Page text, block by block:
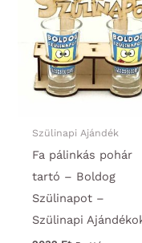
Szülinapi Ajándék
Fa pálinkás pohár
tartó – Boldog
Szülinapot –
Szülinapi